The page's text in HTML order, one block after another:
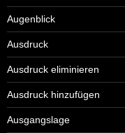
Augenblick
Ausdruck
Ausdruck eliminieren
Ausdruck hinzufügen
Ausgangslage